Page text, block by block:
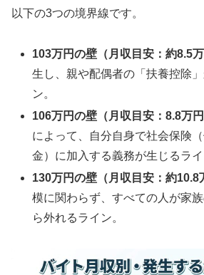
以下の3つの境界線です。
103万円の壁（月収目安：約8.5万
生し、親や配偶者の「扶養控除
ン。
106万円の壁（月収目安：8.8万円
によって、自分自身で社会保険
金）に加入する義務が生じるライ
130万円の壁（月収目安：約10.8
模に関わらず、すべての人が家
ら外れるライン。